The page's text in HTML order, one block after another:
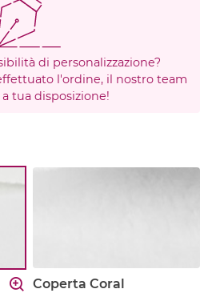
di personalizzazione?
l'ordine, il nostro team
tua disposizione!
Coperta Coral